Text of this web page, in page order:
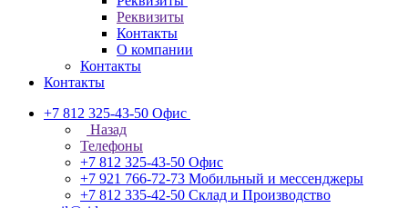
Реквизиты
Контакты
О компании
Контакты
Контакты
+7 812 325-43-50 Офис
Назад
Телефоны
+7 812 325-43-50 Офис
+7 921 766-72-73 Мобильный и мессенджеры
+7 812 335-42-50 Склад и Производство